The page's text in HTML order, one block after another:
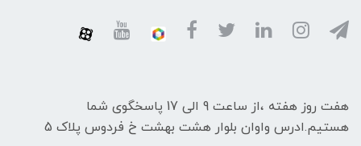
هفت روز هفته ،از ساعت 9 الی 17 پاسخگوی شما
هستیم.ادرس واوان بلوار هشت بهشت خ فردوس پلاک 5